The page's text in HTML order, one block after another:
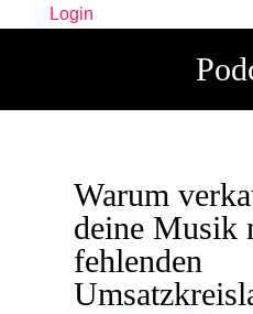
Login
Warum
deine Musik
fehlenden